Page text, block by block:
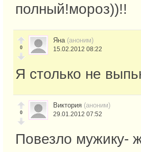
полный!мороз))!!
0
Яна (аноним)
15.02.2012 08:22
Я столько не
0
Виктория (аноним)
29.01.2012 07:52
Повезло мужику-